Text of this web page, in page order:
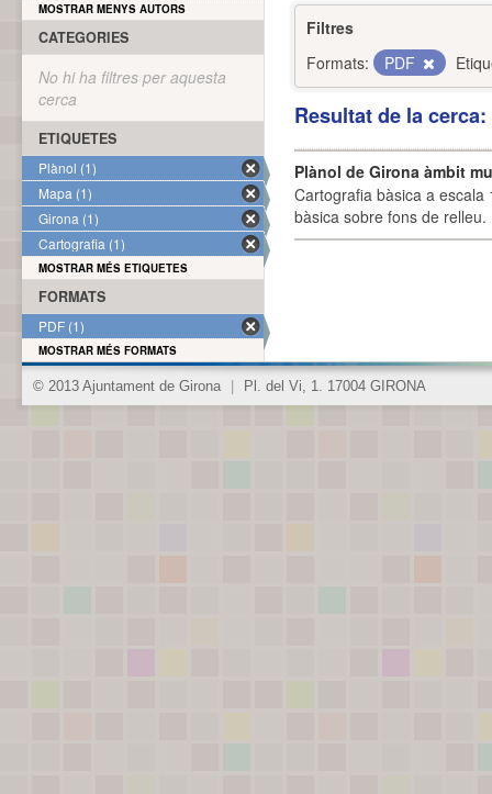
Filtres
Formats:
PDF
Resultat de la
Plànol de Girona àmbit
Cartografia bàsica a
bàsica sobre fons de
MOSTRAR MENYS AUTORS
CATEGORIES
No hi ha filtres per aquesta
cerca
ETIQUETES
Plànol (1)
Mapa (1)
Girona (1)
Cartografia (1)
MOSTRAR MÉS ETIQUETES
FORMATS
PDF (1)
MOSTRAR MÉS FORMATS
© 2013 Ajuntament de Girona Pl. del Vi, 1. 17004 GIRONA